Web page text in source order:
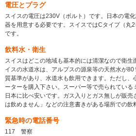
電圧とプラグ
スイスの電圧は230V（ボルト）です。日本の電
器を用意する必要です。スイスではCタイプ（丸
です。
飲料水・衛生
スイスはどこの地域も基本的には清潔なので衛生
イスの水道水は、アルプスの源泉等の天然水が
質基準があり、水道水も飲用できます。ただし、
ーターを購入下さい。スーパー等で売られている
日本に比べ安いです。ガス入りとガス無しが販売
は飲めません」などの注意書きがある場所での飲
緊急時の電話番号
117 警察